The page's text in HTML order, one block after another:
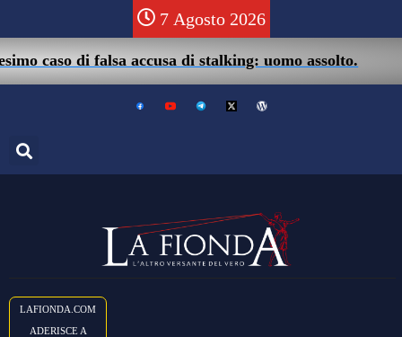
7 Agosto 2026
caso di falsa accusa di stalking: uomo assolto.
LAFIONDA.COM
ADERISCE A